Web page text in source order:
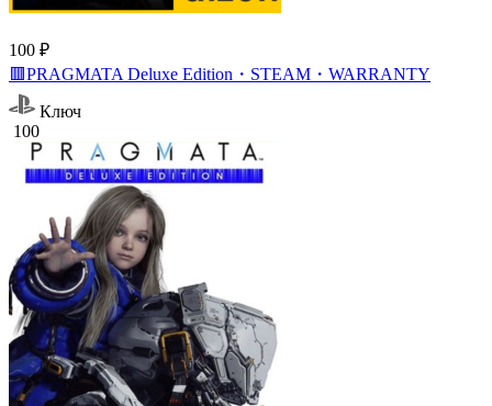
100 ₽
🟥PRAGMATA Deluxe Edition・STEAM・WARRANTY
Ключ
100